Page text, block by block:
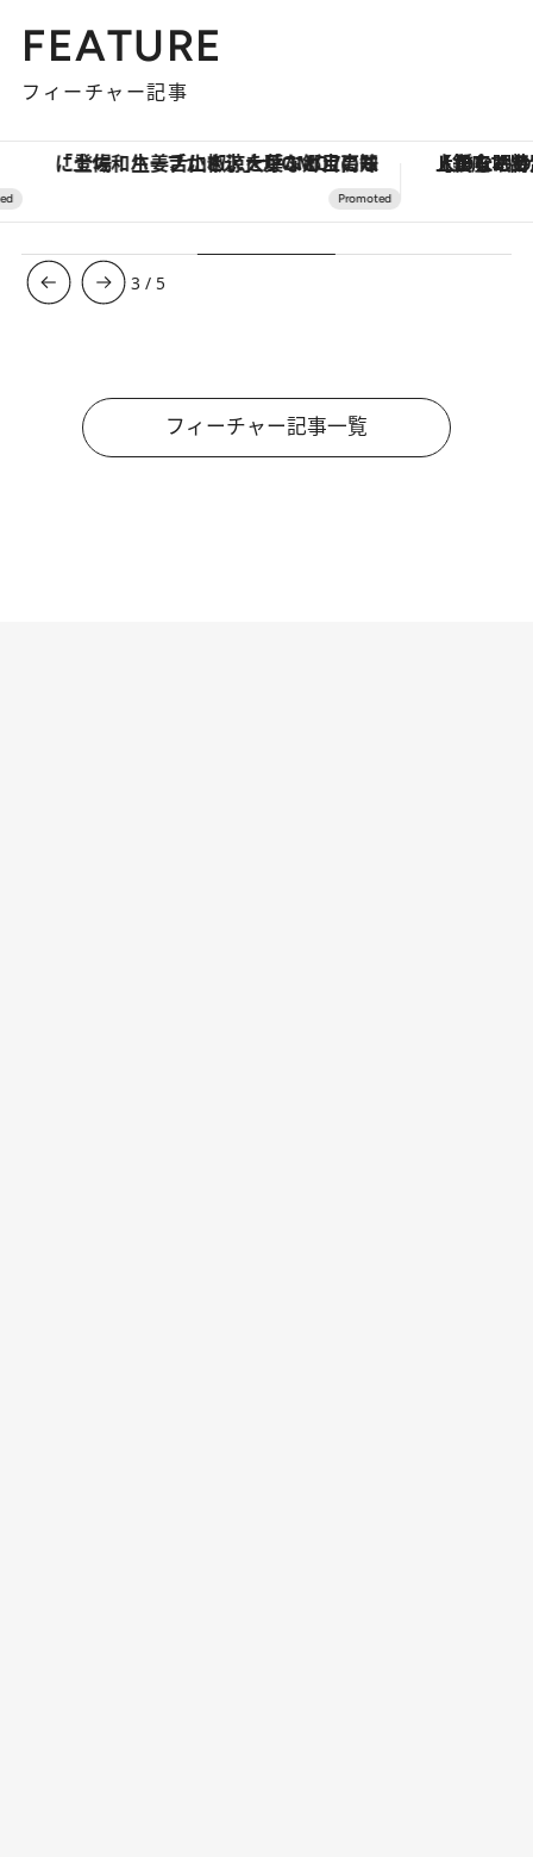
FEATURE
フィーチャー記事
「土佐和ハーブかき氷」がOMO7高知に登場！生姜、山椒、大葉など目にも舌にも涼を呼ぶ郷土の味 【銀座で出合う最旬美容】美髪ケアや上質
3 / 5
フィーチャー記事一覧